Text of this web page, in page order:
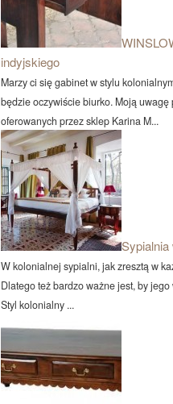
indyjskiego
Marzy ci się gabinet w stylu
będzie oczywiście biurko. Moją
oferowanych przez sklep Karina M...
Sypialnia
W kolonialnej sypialni, jak zresztą w
Dlatego też bardzo ważne jest, by
Styl kolonialny ...